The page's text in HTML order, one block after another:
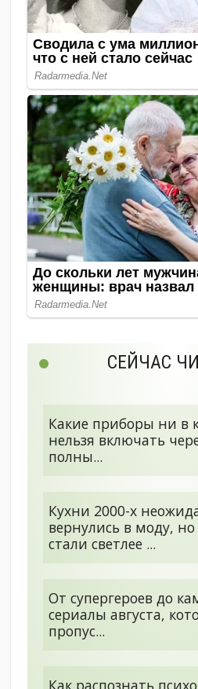
СЕЙЧАС
Какие приборы ни в
нельзя включать
полны...
Кухни 2000-х
вернулись в моду,
стали светлее ...
От супергероев до
сериалы августа,
пропус...